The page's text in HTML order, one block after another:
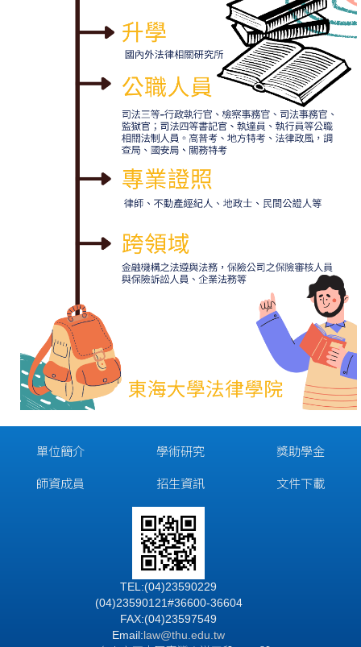
單位簡介
師資成員
學術研究
招生資訊
獎助學金
文件下載
TEL:(04)23590229
(04)23590121#36600-36604
FAX:(04)23597549
Email:law@thu.edu.tw